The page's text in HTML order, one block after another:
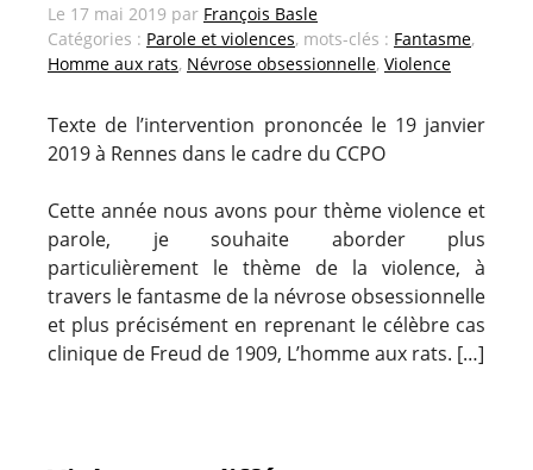
Le 17 mai 2019 par François Basle
Catégories : Parole et violences, mots-clés : Fantasme,
Homme aux rats, Névrose obsessionnelle, Violence
Texte de l’intervention prononcée le 19 janvier
2019 à Rennes dans le cadre du CCPO
Cette année nous avons pour thème violence et
parole, je souhaite aborder plus
particulièrement le thème de la violence, à
travers le fantasme de la névrose obsessionnelle
et plus précisément en reprenant le célèbre cas
clinique de Freud de 1909, L’homme aux rats. […]